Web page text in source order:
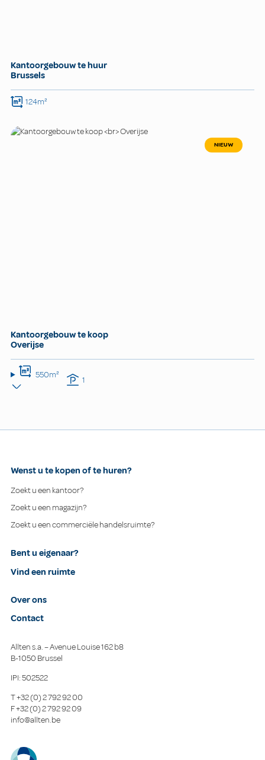
Kantoorgebouw te huur
Brussels
124m²
NIEUW
Kantoorgebouw te koop
Overijse
550m² 1
Wenst u te kopen of te huren?
Zoekt u een kantoor?
Zoekt u een magazijn?
Zoekt u een commerciële handelsruimte?
Bent u eigenaar?
Vind een ruimte
Over ons
Contact
Allten s.a. – Avenue Louise 162 b8
B-1050 Brussel
IPI: 502522
T+32 (0) 2 792 92 00
F+32 (0) 2 792 92 09
info@allten.be